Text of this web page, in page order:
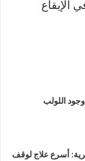
الإيقاع
اللولب
أسرع علاج لوقف